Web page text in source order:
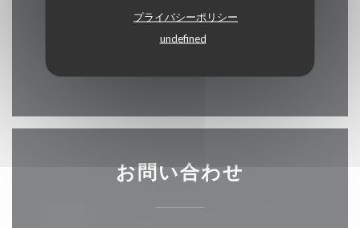
プライバシーポリシー
undefined
222, rue St Jacques 75005 Paris
01 43 54 78 68
Facebook ((新しいウィンドウ
Instagram ((新しいウィ
お問い合わせ